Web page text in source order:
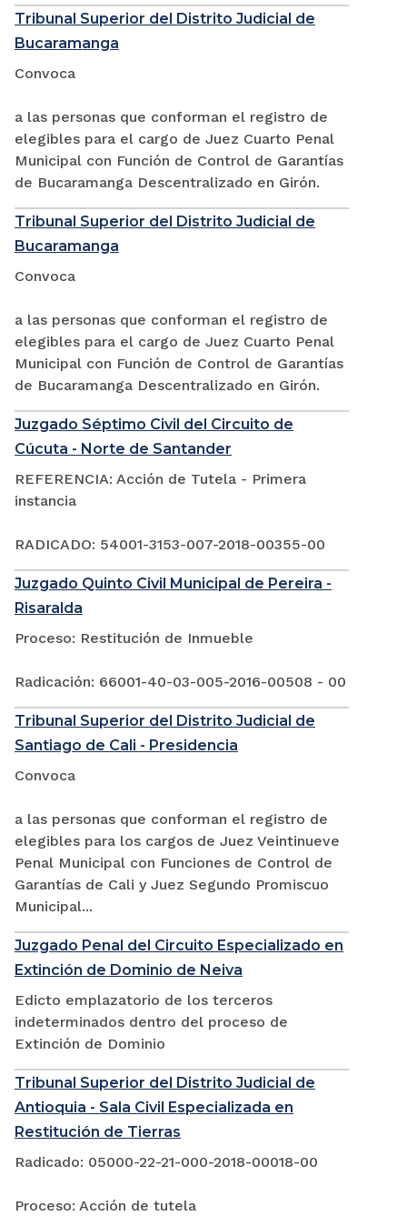
Tribunal Superior del Distrito Judicial de
Bucaramanga
Convoca
a las personas que conforman el registro de
elegibles para el cargo de Juez Cuarto Penal
Municipal con Función de Control de Garantías
de Bucaramanga Descentralizado en Girón.
Tribunal Superior del Distrito Judicial de
Bucaramanga
Convoca
a las personas que conforman el registro de
elegibles para el cargo de Juez Cuarto Penal
Municipal con Función de Control de Garantías
de Bucaramanga Descentralizado en Girón.
Juzgado Séptimo Civil del Circuito de
Cúcuta - Norte de Santander
REFERENCIA: Acción de Tutela - Primera
instancia
RADICADO: 54001-3153-007-2018-00355-00
Juzgado Quinto Civil Municipal de Pereira -
Risaralda
Proceso: Restitución de Inmueble
Radicación: 66001-40-03-005-2016-00508 - 00
Tribunal Superior del Distrito Judicial de
Santiago de Cali - Presidencia
Convoca
a las personas que conforman el registro de
elegibles para los cargos de Juez Veintinueve
Penal Municipal con Funciones de Control de
Garantías de Cali y Juez Segundo Promiscuo
Municipal...
Juzgado Penal del Circuito Especializado en
Extinción de Dominio de Neiva
Edicto emplazatorio de los terceros
indeterminados dentro del proceso de
Extinción de Dominio
Tribunal Superior del Distrito Judicial de
Antioquia - Sala Civil Especializada en
Restitución de Tierras
Radicado: 05000-22-21-000-2018-00018-00
Proceso: Acción de tutela